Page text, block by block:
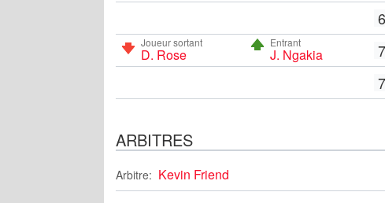
Joueur sortant
D. Rose
Entrant
J. Ngakia
ARBITRES
Arbitre: Kevin Friend